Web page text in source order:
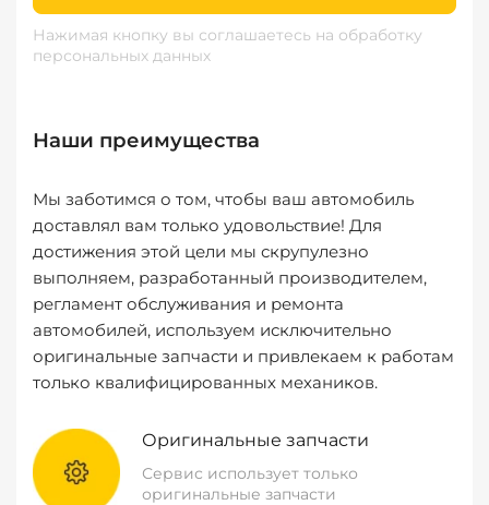
Нажимая кнопку вы соглашаетесь на обработку
персональных данных
Наши преимущества
Мы заботимся о том, чтобы ваш автомобиль
доставлял вам только удовольствие! Для
достижения этой цели мы скрупулезно
выполняем, разработанный производителем,
регламент обслуживания и ремонта
автомобилей, используем исключительно
оригинальные запчасти и привлекаем к работам
только квалифицированных механиков.
Оригинальные запчасти
Сервис использует только
оригинальные запчасти